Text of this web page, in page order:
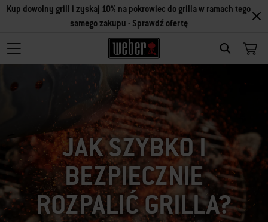
SEARCH
Kup dowolny grill i zyskaj 10% na pokrowiec do grilla w ramach tego
samego zakupu - Sprawdź ofertę
JAK SZYBKO I
BEZPIECZNIE
ROZPALIĆ GRILLA?